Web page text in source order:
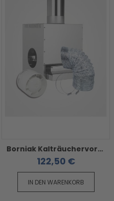
Borniak Kalträuchervorrichtung und Trockner Set - Zubehör für Borniak Räucherofen
122,50 €
IN DEN WARENKORB